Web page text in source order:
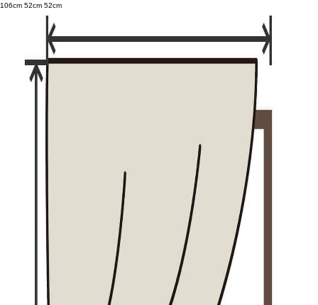
106cm 52cm 52cm